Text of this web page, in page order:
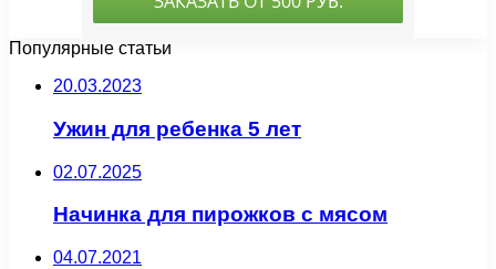
Популярные статьи
20.03.2023
Ужин для ребенка 5 лет
02.07.2025
Начинка для пирожков с мясом
04.07.2021